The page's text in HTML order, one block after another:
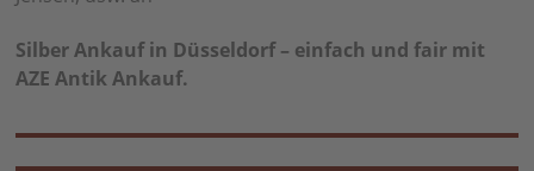
Silber Ankauf in Düsseldorf – einfach und fair mit
AZE Antik Ankauf.